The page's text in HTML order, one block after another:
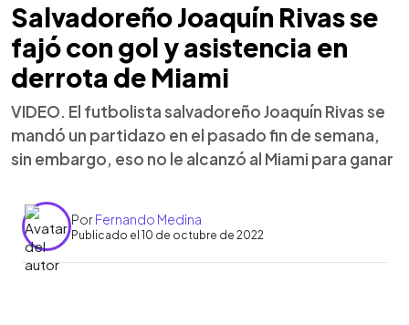
Salvadoreño Joaquín Rivas se
fajó con gol y asistencia en
derrota de Miami
VIDEO. El futbolista salvadoreño Joaquín Rivas se
mandó un partidazo en el pasado fin de semana,
sin embargo, eso no le alcanzó al Miami para ganar
PorFernando Medina
Publicado el 10 de octubre de 2022